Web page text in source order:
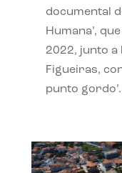
documental
Humana’,
2022, junto
Figueiras,
punto